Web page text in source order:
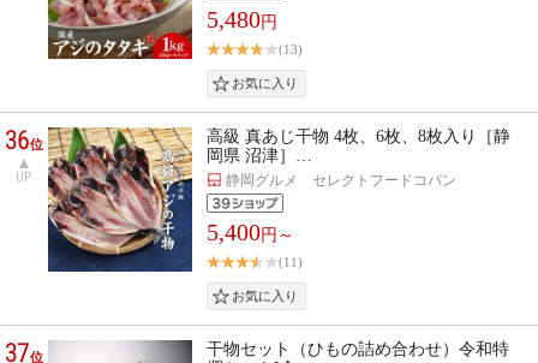
5,480円
(13)
36位
UP
高級 真あじ干物 4枚、6枚、8枚入り［静
岡県 沼津］…
静岡グルメ セレクトフードコパン
5,400円～
(11)
37位
干物セット（ひもの詰め合わせ）令和特